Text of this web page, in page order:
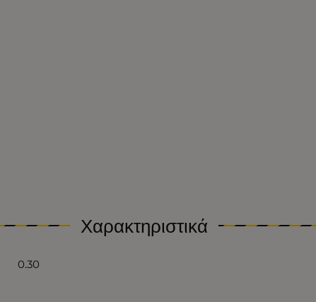
Χαρακτηριστικά
0.30